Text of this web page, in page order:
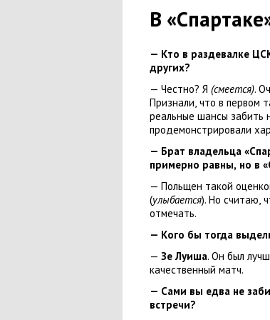
В
— Кто в раздевалке
других?
— Честно? Я (смеется).
Признали, что в первом
реальные шансы забить
продемонстрировали
— Брат владельца «
примерно равны, но в
— Польщен такой
(улыбается). Но считаю,
отмечать.
— Кого бы тогда
— Зе Луиша. Он был
качественный матч.
— Сами вы едва не
встречи?